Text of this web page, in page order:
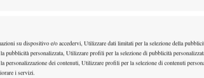
su dispositivo e/o accedervi, Utilizzare dati limitati per la selezione della
pubblicità personalizzata, Utilizzare profili per la selezione di pubblicità
personalizzazione dei contenuti, Utilizzare profili per la selezione di contenuti
i servizi.